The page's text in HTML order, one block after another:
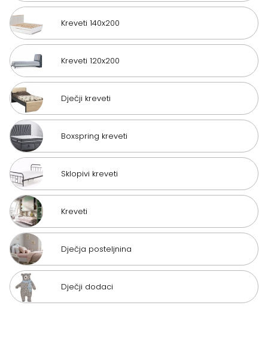
Kreveti 140x200
Kreveti 120x200
Dječji kreveti
Boxspring kreveti
Sklopivi kreveti
Kreveti
Dječja posteljnina
Dječji dodaci